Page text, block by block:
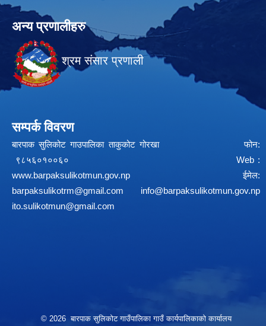
अन्य प्रणालीहरु
श्रम संसार प्रणाली
सम्पर्क विवरण
बारपाक सुलिकोट गाउपालिका ताकुकोट गोरखा फोन:
९८५६०१००६० Web :
www.barpaksulikotmun.gov.np
ईमेल:
barpaksulikotrm@gmail.com
info@barpaksulikotmun.gov.np
ito.sulikotmun@gmail.com
© 2026 बारपाक सुलिकोट गाउँपालिका गाउँ कार्यपालिकाको कार्यालय